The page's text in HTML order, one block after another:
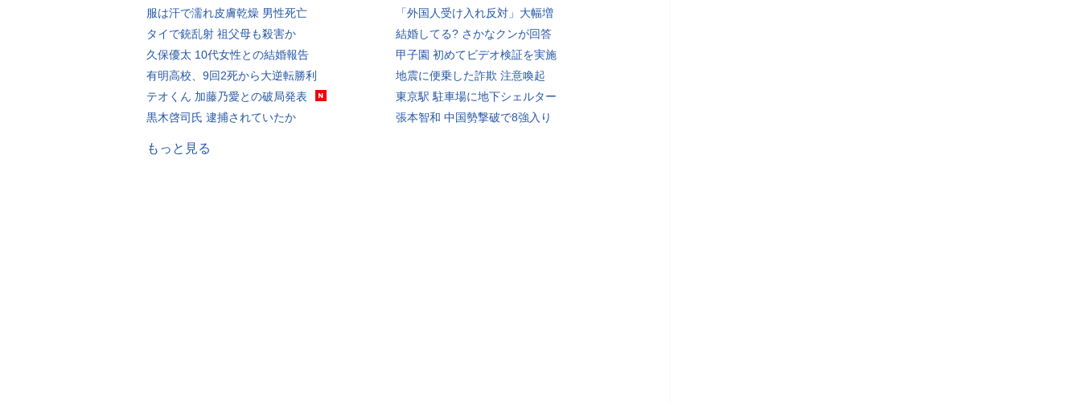
服は汗で濡れ皮膚乾燥 男性死亡
タイで銃乱射 祖父母も殺害か
久保優太 10代女性との結婚報告
有明高校、9回2死から大逆転勝利
テオくん 加藤乃愛との破局発表
黒木啓司氏 逮捕されていたか
「外国人受け入れ反対」大幅増
結婚してる? さかなクンが回答
甲子園 初めてビデオ検証を実施
地震に便乗した詐欺 注意喚起
東京駅 駐車場に地下シェルター
張本智和 中国勢撃破で8強入り
もっと見る